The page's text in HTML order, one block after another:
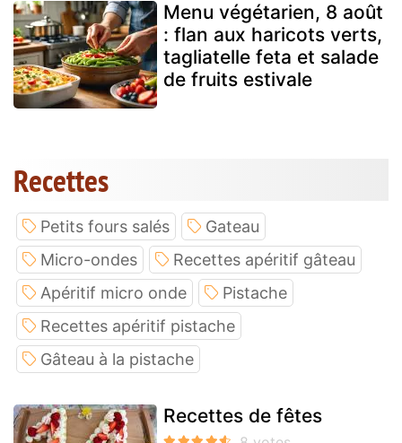
Menu végétarien, 8 août
: flan aux haricots verts,
tagliatelle feta et salade
de fruits estivale
Recettes
Petits fours salés
Gateau
Micro-ondes
Recettes apéritif gâteau
Apéritif micro onde
Pistache
Recettes apéritif pistache
Gâteau à la pistache
Recettes de fêtes